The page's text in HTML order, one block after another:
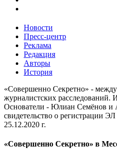
Новости
Пресс-центр
Реклама
Редакция
Авторы
История
«Совершенно Секретно» -
журналистских расследований.
Основатели - Юлиан Семёнов
свидетельство о регистрации
25.12.2020 г.
«Совершенно Секретно» в